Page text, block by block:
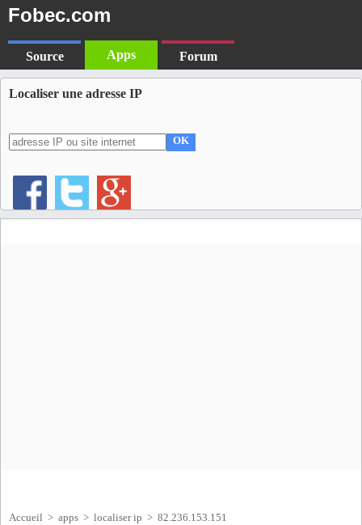
Fobec.com
Source Apps Forum
Localiser une adresse IP
OK
Accueil > apps > localiser ip > 82.236.153.151